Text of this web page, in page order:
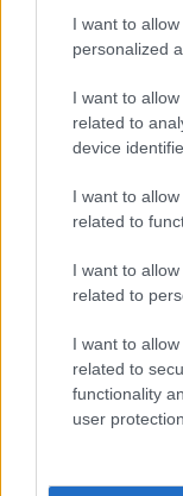
I want to
personalized
I want to
related to
device
I want to
related to
I want to
related to
I want to
related to
functionality
user protection.
Miért
További